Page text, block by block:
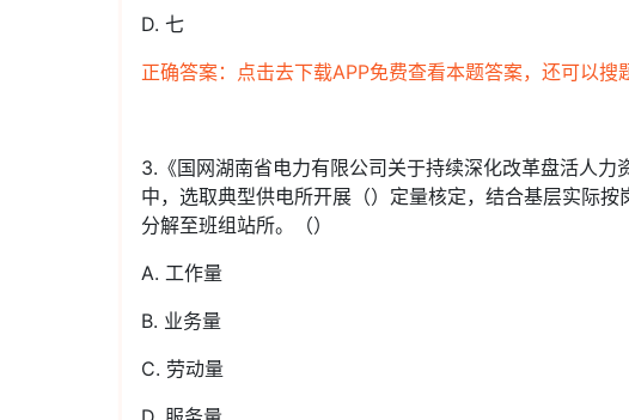
D. 七
正确答案：点击去下载APP免费查看本题答案，还可以搜
3.《国网湖南省电力有限公司关于持续深化改革盘活人力
中，选取典型供电所开展（）定量核定，结合基层实际
分解至班组站所。（）
A. 工作量
B. 业务量
C. 劳动量